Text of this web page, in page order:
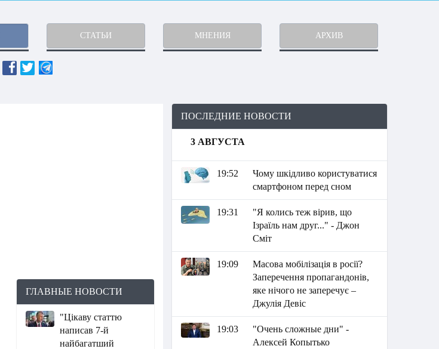
СТАТЬИ МНЕНИЯ АРХИВ
ГЛАВНЫЕ НОВОСТИ
"Цікаву статтю
написав 7-й
найбагатший
ПОСЛЕДНИЕ НОВОСТИ
3 АВГУСТА
19:52
Чому шкідливо користуватися
смартфоном перед сном
19:31
"Я колись теж вірив, що
Ізраїль нам друг..." - Джон
Сміт
19:09
Масова мобілізація в росії?
Заперечення пропагандонів,
яке нічого не заперечує –
Джулія Девіс
19:03
"Очень сложные дни" -
Алексей Копытько